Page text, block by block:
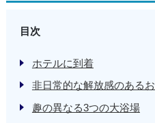
目次
ホテルに到着
非日常的な解放感のある
趣の異なる3つの大浴場